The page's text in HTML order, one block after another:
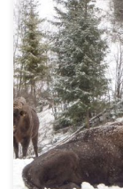
ДП
делегація з
Сокальської
Жовківського
Мета візиту –
створенні та
маточного
про єдиний в […]